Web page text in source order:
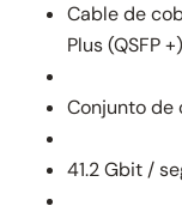
Cable de
Plus (QSFP
Conjunto de
41.2 Gbit /